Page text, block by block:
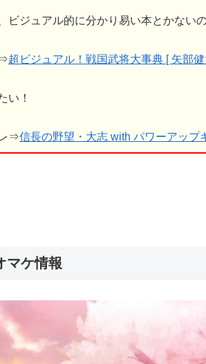
ビジュアル的に分かり易い本とかない
超ビジュアル！戦国武将大事典 [ 矢部
い！
⇒信長の野望・大志 with パワーアップ
マケ情報